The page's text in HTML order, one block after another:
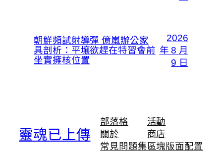
朝鮮頻試射導彈 億嵐辦公家
具剖析：平壤欲趕在特習會前
坐實擁核位置
2026
年 8 月
9 日
靈魂已上傳
部落格
關於
常見問題集
活動
商店
區塊版面配置